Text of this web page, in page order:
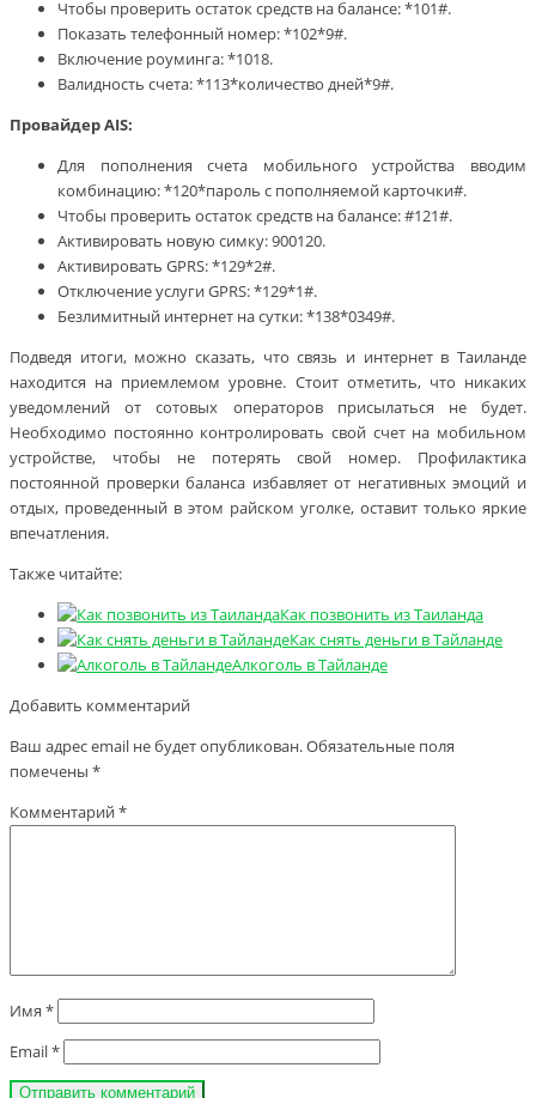
Чтобы проверить остаток средств на балансе: *101#.
Показать телефонный номер: *102*9#.
Включение роуминга: *1018.
Валидность счета: *113*количество дней*9#.
Провайдер AIS:
Для пополнения счета мобильного устройства вводим
комбинацию: *120*пароль с пополняемой карточки#.
Чтобы проверить остаток средств на балансе: #121#.
Активировать новую симку: 900120.
Активировать GPRS: *129*2#.
Отключение услуги GPRS: *129*1#.
Безлимитный интернет на сутки: *138*0349#.
Подведя итоги, можно сказать, что связь и интернет в Таиланде
находится на приемлемом уровне. Стоит отметить, что никаких
уведомлений от сотовых операторов присылаться не будет.
Необходимо постоянно контролировать свой счет на мобильном
устройстве, чтобы не потерять свой номер. Профилактика
постоянной проверки баланса избавляет от негативных эмоций и
отдых, проведенный в этом райском уголке, оставит только яркие
впечатления.
Также читайте:
Как позвонить из Таиланда
Как снять деньги в Тайланде
Алкоголь в Тайланде
Добавить комментарий
Ваш адрес email не будет опубликован.Обязательные поля
помечены *
Комментарий*
Имя *
Email*